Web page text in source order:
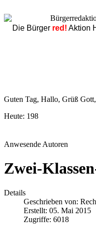
Die Bürger red! Aktion
Guten Tag, Hallo, Grüß
Heute: 198
Anwesende Autoren
Zwei-
Details
Geschrieben von:
Erstellt: 05. Mai 2015
Zugriffe: 6018